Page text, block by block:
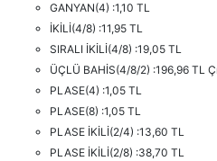
GANYAN(4) :1,10 TL
İKİLİ(4/8) :11,95 TL
SIRALI İKİLİ(4/8) :19,05 TL
ÜÇLÜ BAHİS(4/8/2) :196,96 TL
PLASE(4) :1,05 TL
PLASE(8) :1,05 TL
PLASE İKİLİ(2/4) :13,60 TL
PLASE İKİLİ(2/8) :38,70 TL